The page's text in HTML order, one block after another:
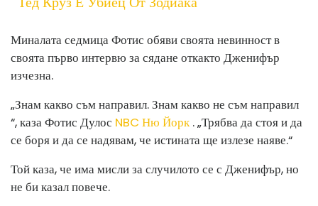
Миналата седмица Фотис обяви своята невинност в
своята първо интервю за сядане откакто Дженифър
изчезна.
„Знам какво съм направил. Знам какво не съм направил
“, каза Фотис Дулос NBC Ню Йорк. „Трябва да стоя и да
се боря и да се надявам, че истината ще излезе наяве.“
Той каза, че има мисли за случилото се с Дженифър, но
не би казал повече.